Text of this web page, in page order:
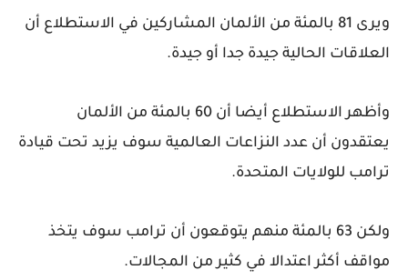
ويرى 81 بالمئة من الألمان المشاركين في الاستطلاع أن
العلاقات الحالية جيدة جدا أو جيدة.
وأظهر الاستطلاع أيضا أن 60 بالمئة من الألمان
يعتقدون أن عدد النزاعات العالمية سوف يزيد تحت قيادة
ترامب للولايات المتحدة.
ولكن 63 بالمئة منهم يتوقعون أن ترامب سوف يتخذ
مواقف أكثر اعتدالا في كثير من المجالات.